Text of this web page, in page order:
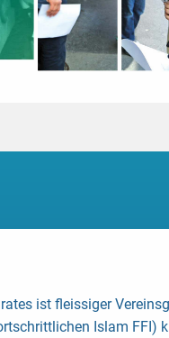
ist fleissiger
Islam FFI)